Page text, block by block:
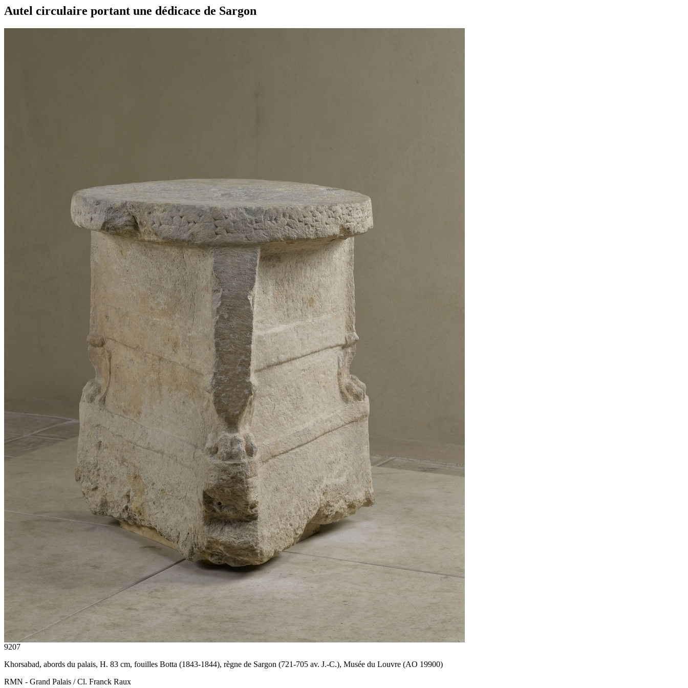
Autel circulaire portant une dédicace de Sargon
9207
Khorsabad, abords du palais, H. 83 cm, fouilles Botta (1843-1844), règne de Sargon (721-705 av. J.-C.), Musée du Louvre (AO 19900)
RMN - Grand Palais / Cl. Franck Raux